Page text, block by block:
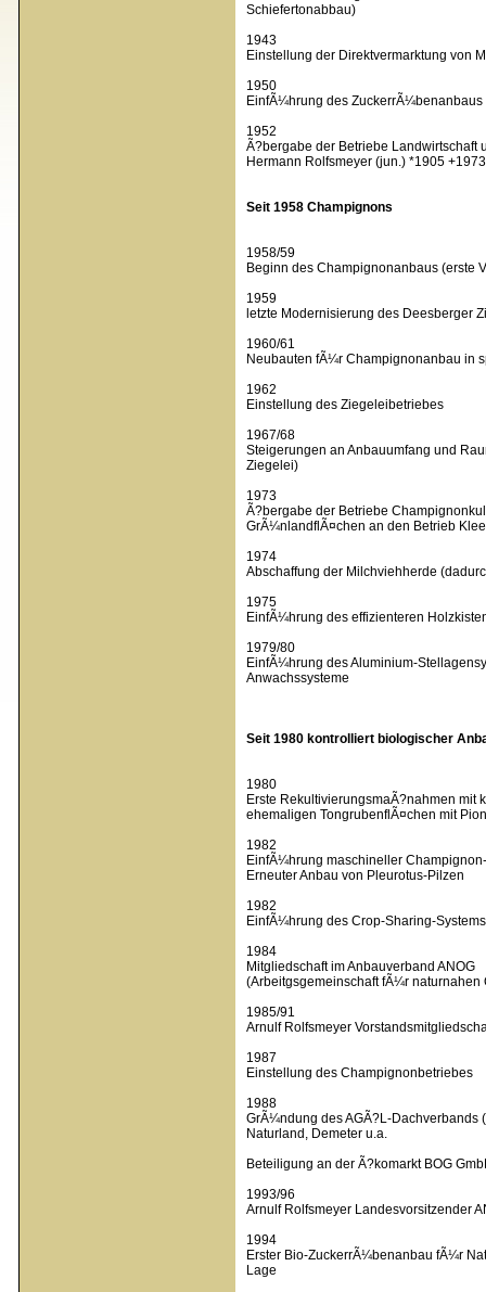
Schiefertonabbau)
1943
Einstellung der Direktvermarktung von
1950
EinfÃ¼hrung des ZuckerrÃ¼benanbaus
1952
Ã?bergabe der Betriebe Landwirtschaft
Hermann Rolfsmeyer (jun.) *1905 +1973
Seit 1958 Champignons
1958/59
Beginn des Champignonanbaus (erste
1959
letzte Modernisierung des Deesberger
1960/61
Neubauten fÃ¼r Champignonanbau in
1962
Einstellung des Ziegeleibetriebes
1967/68
Steigerungen an Anbauumfang und
Ziegelei)
1973
Ã?bergabe der Betriebe
GrÃ¼nlandflÃ¤chen an den Betrieb
1974
Abschaffung der Milchviehherde
1975
EinfÃ¼hrung des effizienteren
1979/80
EinfÃ¼hrung des Aluminium-
Anwachssysteme
Seit 1980 kontrolliert biologischer
1980
Erste RekultivierungsmaÃ?nahmen mit
ehemaligen TongrubenflÃ¤chen mit
1982
EinfÃ¼hrung maschineller
Erneuter Anbau von Pleurotus-Pilzen
1982
EinfÃ¼hrung des Crop-Sharing-
1984
Mitgliedschaft im Anbauverband ANOG
(Arbeitgsgemeinschaft fÃ¼r
1985/91
Arnulf Rolfsmeyer
1987
Einstellung des Champignonbetriebes
1988
GrÃ¼ndung des AGÃ?L-Dachverbands
Naturland, Demeter u.a.
Beteiligung an der Ã?komarkt BOG
1993/96
Arnulf Rolfsmeyer Landesvorsitzender
1994
Erster Bio-ZuckerrÃ¼benanbau fÃ¼r
Lage